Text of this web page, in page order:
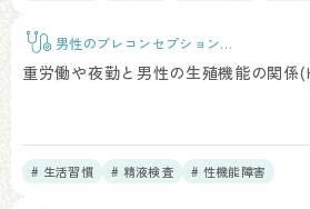
男性のプレコンセプションケ
ア
重労働や夜勤と男性の生殖機能の関係
# 生活習慣 # 精液検査 # 性機能障害